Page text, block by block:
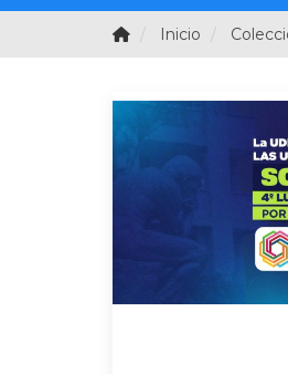
Inicio